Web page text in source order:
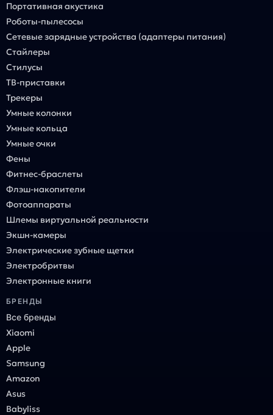
Портативная акустика
Роботы-пылесосы
Сетевые зарядные устройства (адаптеры питания)
Стайлеры
Стилусы
ТВ-приставки
Трекеры
Умные колонки
Умные кольца
Умные очки
Фены
Фитнес-браслеты
Флэш-накопители
Фотоаппараты
Шлемы виртуальной реальности
Экшн-камеры
Электрические зубные щетки
Электробритвы
Электронные книги
БРЕНДЫ
Все бренды
Xiaomi
Apple
Samsung
Amazon
Asus
Babyliss